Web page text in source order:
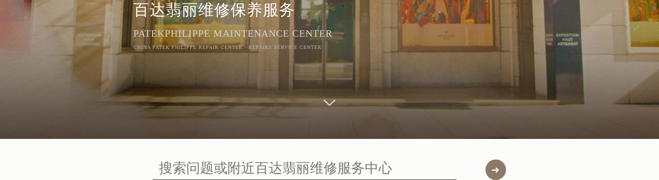
百达翡丽维修保养服务
PATEKPHILIPPE MAINTENANCE CENTER
CHINA PATEK PHILIPPE REPAIR CENTER - REPAIRS SERVICE CENTER